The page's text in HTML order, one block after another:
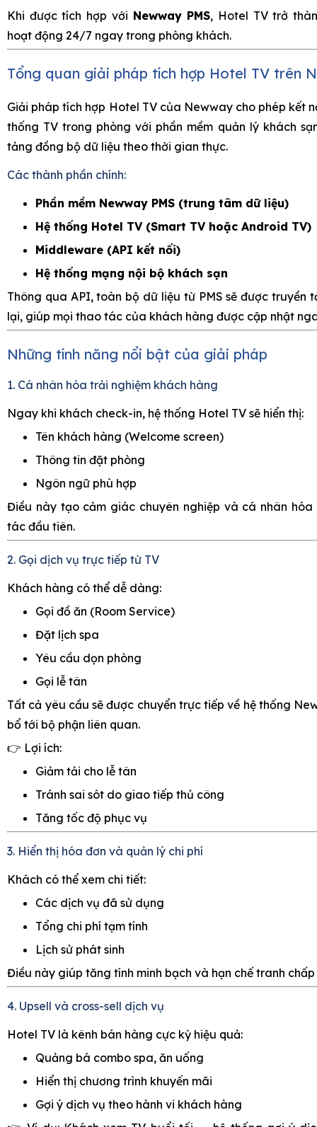
Khi được tích hợp với Newway PMS, Hotel TV trở
hoạt động 24/7 ngay trong phòng khách.
Tổng quan giải pháp tích hợp Hotel TV trên
Giải pháp tích hợp Hotel TV của Newway cho phép kết
thống TV trong phòng với phần mềm quản lý khách
tảng đồng bộ dữ liệu theo thời gian thực.
Các thành phần chính:
Phần mềm Newway PMS (trung tâm dữ liệu)
Hệ thống Hotel TV (Smart TV hoặc Android TV)
Middleware (API kết nối)
Hệ thống mạng nội bộ khách sạn
Thông qua API, toàn bộ dữ liệu từ PMS sẽ được truyền
lại, giúp mọi thao tác của khách hàng được cập nhật
Những tính năng nổi bật của giải pháp
1. Cá nhân hóa trải nghiệm khách hàng
Ngay khi khách check-in, hệ thống Hotel TV sẽ hiển thị:
Tên khách hàng (Welcome screen)
Thông tin đặt phòng
Ngôn ngữ phù hợp
Điều này tạo cảm giác chuyên nghiệp và cá nhân
tác đầu tiên.
2. Gọi dịch vụ trực tiếp từ TV
Khách hàng có thể dễ dàng:
Gọi đồ ăn (Room Service)
Đặt lịch spa
Yêu cầu dọn phòng
Gọi lễ tân
Tất cả yêu cầu sẽ được chuyển trực tiếp về hệ thống
bổ tới bộ phận liên quan.
👉 Lợi ích:
Giảm tải cho lễ tân
Tránh sai sót do giao tiếp thủ công
Tăng tốc độ phục vụ
3. Hiển thị hóa đơn và quản lý chi phí
Khách có thể xem chi tiết:
Các dịch vụ đã sử dụng
Tổng chi phí tạm tính
Lịch sử phát sinh
Điều này giúp tăng tính minh bạch và hạn chế tranh
4. Upsell và cross-sell dịch vụ
Hotel TV là kênh bán hàng cực kỳ hiệu quả:
Quảng bá combo spa, ăn uống
Hiển thị chương trình khuyến mãi
Gợi ý dịch vụ theo hành vi khách hàng